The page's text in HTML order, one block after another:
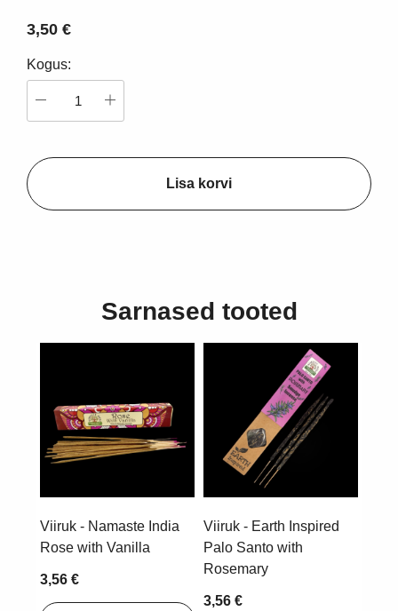
3,50 €
Kogus:
Lisa korvi
Sarnased tooted
Viiruk - Namaste India
Rose with Vanilla
3,56 €
Viiruk - Earth Inspired
Palo Santo with
Rosemary
3,56 €